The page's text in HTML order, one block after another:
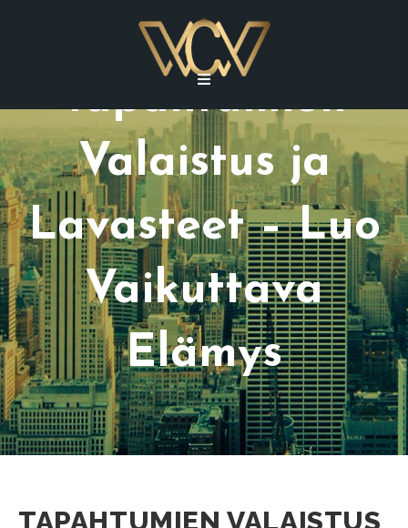
Tapahtumien
Valaistus ja
Lavasteet – Luo
Vaikuttava
Elämys
TAPAHTUMIEN VALAISTUS